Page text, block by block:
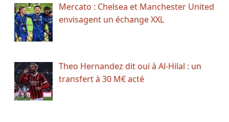
Mercato : Chelsea et Manchester United
envisagent un échange XXL
Theo Hernandez dit oui à Al-Hilal : un
transfert à 30 M€ acté